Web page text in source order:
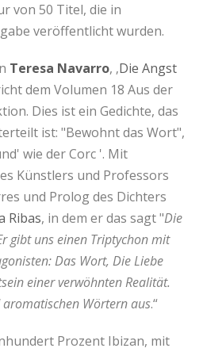
von 50 Titel, die in
veröffentlicht wurden.
Teresa Navarro, ‚Die Angst
dem Volumen 18 Aus der
Dies ist ein Gedichte, das
ist: "Bewohnt das Wort",
wie der Corc '. Mit
Künstlers und Professors
und Prolog des Dichters
Ribas, in dem er das sagt "Die
gibt uns einen Triptychon mit
Das Wort, Die Liebe
einer verwöhnten Realität.
Wörtern aus.“
Prozent Ibizan, mit